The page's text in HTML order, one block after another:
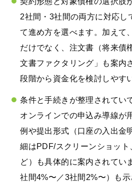
2社間・3社間の両方に対応し
て進め方を選べます。加えて
だけでなく、注文書（将来債
文書ファクタリング」も案内
段階から資金化を検討しやす
条件と手続きが整理されてい
オンラインでの申込み導線が
例や提出形式（口座の入出金
細はPDF/スクリーンショッ
ど）も具体的に案内されてい
社間4%〜／3社間2%〜）も